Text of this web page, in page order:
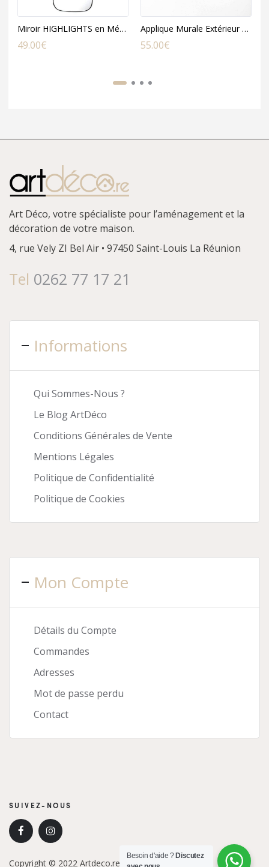
Miroir HIGHLIGHTS en Métal Noir
49.00€
Applique Murale Extérieur DELTA en Métal Gris et Acrylique
55.00€
Art Déco, votre spécialiste pour l’aménagement et la
décoration de votre maison.
4, rue Vely ZI Bel Air • 97450 Saint-Louis La Réunion
Tel 0262 77 17 21
Informations
Qui Sommes-Nous ?
Le Blog ArtDéco
Conditions Générales de Vente
Mentions Légales
Politique de Confidentialité
Politique de Cookies
Mon Compte
Détails du Compte
Commandes
Adresses
Mot de passe perdu
Contact
SUIVEZ-NOUS
Copyright © 2022 Artdeco.re. Tous droits réservés.
Besoin d'aide ? Discutez